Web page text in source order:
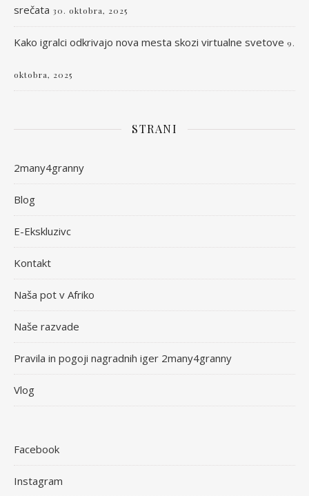
srečata 30. oktobra, 2025
Kako igralci odkrivajo nova mesta skozi virtualne svetove 9.
oktobra, 2025
STRANI
2many4granny
Blog
E-Ekskluzivc
Kontakt
Naša pot v Afriko
Naše razvade
Pravila in pogoji nagradnih iger 2many4granny
Vlog
Facebook
Instagram